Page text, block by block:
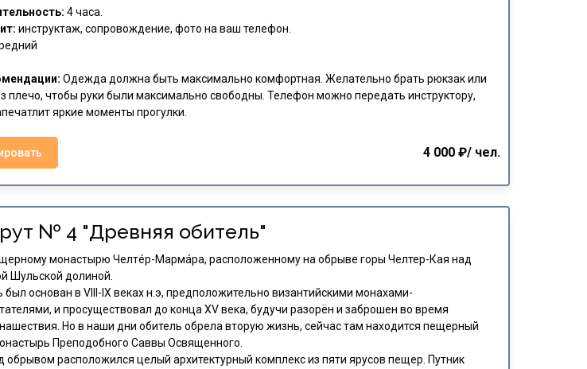
4 часа.
инструктаж, сопровождение, фото на ваш телефон.
Одежда должна быть максимально комфортная. Желательно брать рюкзак или
плечо, чтобы руки были максимально свободны. Телефон можно передать инструктору,
яркие моменты прогулки.
4 000 ₽/ чел.
№ 4 "Древняя обитель"
монастырю Челтéр-Мармáра, расположенному на обрыве горы Челтер-Кая над
Шульской долиной.
был основан в VIII-IX веках н.э, предположительно византийскими монахами-
и просуществовал до конца XV века, будучи разорён и заброшен во время
Но в наши дни обитель обрела вторую жизнь, сейчас там находится пещерный
Преподобного Саввы Освященного.
обрывом расположился целый архитектурный комплекс из пяти ярусов пещер. Путник